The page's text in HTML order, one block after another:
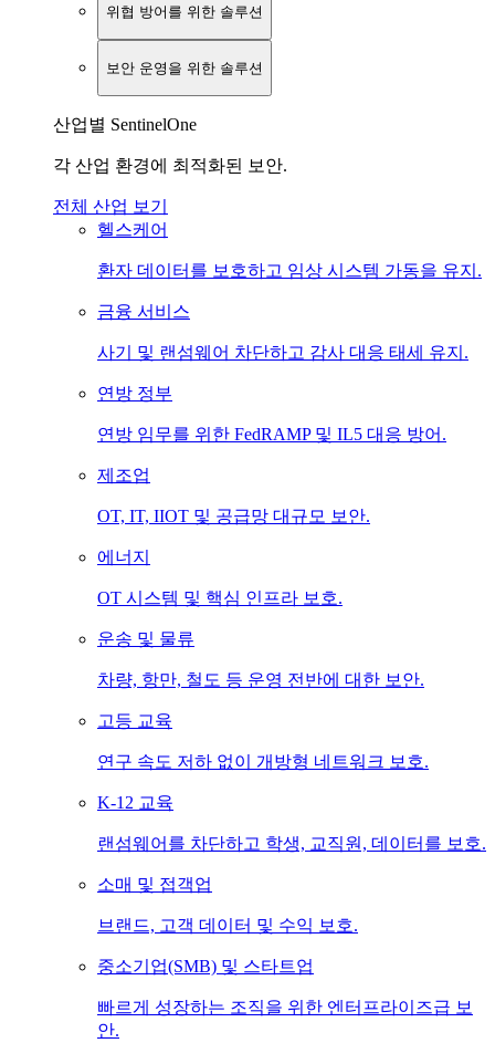
위협 방어를 위한 솔루션
보안 운영을 위한 솔루션
산업별 SentinelOne
각 산업 환경에 최적화된 보안.
전체 산업 보기
헬스케어
환자 데이터를 보호하고 임상 시스템 가동을 유지.
금융 서비스
사기 및 랜섬웨어 차단하고 감사 대응 태세 유지.
연방 정부
연방 임무를 위한 FedRAMP 및 IL5 대응 방어.
제조업
OT, IT, IIOT 및 공급망 대규모 보안.
에너지
OT 시스템 및 핵심 인프라 보호.
운송 및 물류
차량, 항만, 철도 등 운영 전반에 대한 보안.
고등 교육
연구 속도 저하 없이 개방형 네트워크 보호.
K-12 교육
랜섬웨어를 차단하고 학생, 교직원, 데이터를 보호.
소매 및 접객업
브랜드, 고객 데이터 및 수익 보호.
중소기업(SMB) 및 스타트업
빠르게 성장하는 조직을 위한 엔터프라이즈급 보
안.